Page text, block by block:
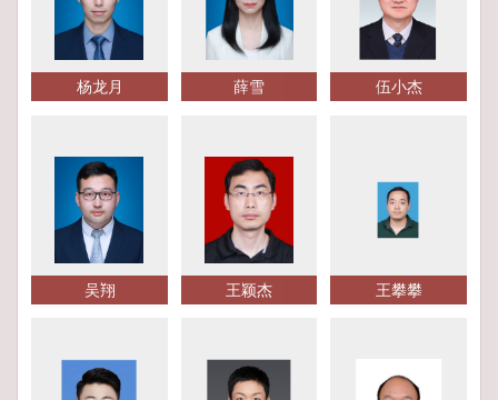
杨龙月 薛雪 伍小杰
吴翔 王颖杰 王攀攀